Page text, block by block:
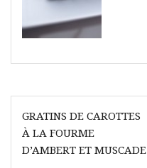
Navigation
de
l’article
GRATINS DE CAROTTES
À LA FOURME
D’AMBERT ET MUSCADE